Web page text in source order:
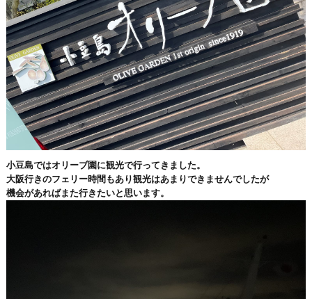
小豆島ではオリーブ園に観光で行ってきました。
大阪行きのフェリー時間もあり観光はあまりできませんでしたが
機会があればまた行きたいと思います。